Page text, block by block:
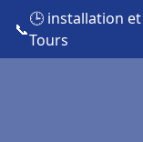
📞
🕒 installation
Tours